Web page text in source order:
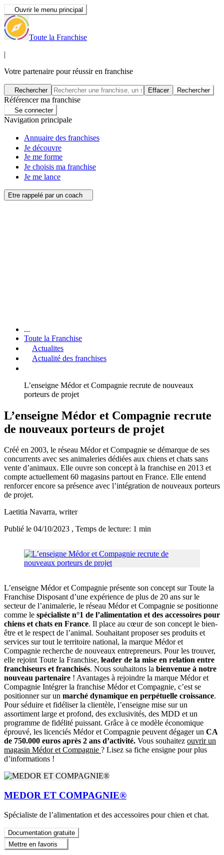
Ouvrir le menu principal
Toute la Franchise
|
Votre partenaire pour réussir en franchise
Rechercher Effacer Rechercher
Référencer ma franchise
Se connecter
Navigation principale
Annuaire des franchises
Je découvre
Je me forme
Je choisis ma franchise
Je me lance
Etre rappelé par un coach
...
Toute la Franchise
Actualites
Actualité des franchises
L’enseigne Médor et Compagnie recrute de nouveaux
porteurs de projet
L’enseigne Médor et Compagnie recrute
de nouveaux porteurs de projet
Créé en 2003, le réseau Médor et Compagnie se démarque de ses
concurrents avec ses animaleries dédiées aux chiens et chats sans
vente d’animaux. Elle ouvre son concept à la franchise en 2013 et
compte actuellement 60 magasins partout en France. Elle entend
renforcer encore sa présence avec l’intégration de nouveaux porteurs
de projet.
Laetitia Navarra, writer
Publié le 04/10/2023 , Temps de lecture: 1 min
L’enseigne Médor et Compagnie présente son concept sur Toute la
Franchise Disposant d’une expérience de plus de 20 ans sur le
secteur de l’animalerie, le réseau Médor et Compagnie se positionne
comme le spécialiste n°1 de l’alimentation et des accessoires pour
chiens et chats en France. Il place au cœur de son concept le bien-
être et le respect de l’animal. Souhaitant proposer ses produits et
services sur tout le territoire national, la marque Médor et
Compagnie recherche de nouveaux entrepreneurs. Pour les trouver,
elle rejoint Toute la Franchise, leader de la mise en relation entre
franchiseurs et franchisés. Nous souhaitons la bienvenue à notre
nouveau partenaire ! Avantages à rejoindre la marque Médor et
Compagnie Intégrer la franchise Médor et Compagnie, c’est se
positionner sur un marché dynamique en perpétuelle croissance.
Pour séduire et fidéliser la clientèle, l’enseigne mise sur un
assortiment large et profond, des exclusivités, des MDD et un
programme de fidélité puissant. Grâce à ce modèle économique
éprouvé, les licenciés Médor et Compagnie peuvent dégager un CA
de 750.000 euros après 2 ans d’activité. Vous souhaitez ouvrir un
magasin Médor et Compagnie ? Lisez sa fiche ensigne pour plus
d’informations !
MEDOR ET COMPAGNIE®
Spécialiste de l’alimentation et des accessoires pour chien et chat.
Documentation gratuite
Mettre en favoris